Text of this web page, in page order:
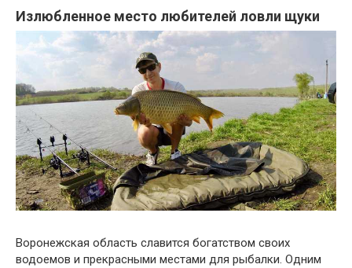
Излюбленное место любителей ловли щуки
Воронежская область славится богатством своих
водоемов и прекрасными местами для рыбалки. Одним